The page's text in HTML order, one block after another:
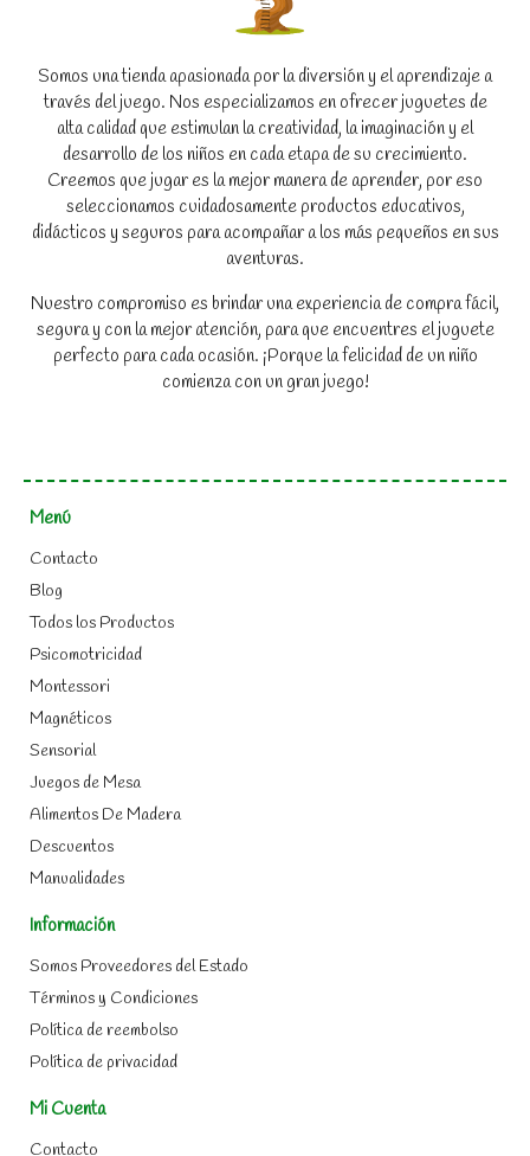
Somos una tienda apasionada por la diversión y el aprendizaje a
través del juego. Nos especializamos en ofrecer juguetes de
alta calidad que estimulan la creatividad, la imaginación y el
desarrollo de los niños en cada etapa de su crecimiento.
Creemos que jugar es la mejor manera de aprender, por eso
seleccionamos cuidadosamente productos educativos,
didácticos y seguros para acompañar a los más pequeños en sus
aventuras.
Nuestro compromiso es brindar una experiencia de compra fácil,
segura y con la mejor atención, para que encuentres el juguete
perfecto para cada ocasión. ¡Porque la felicidad de un niño
comienza con un gran juego!
Menú
Contacto
Blog
Todos los Productos
Psicomotricidad
Montessori
Magnéticos
Sensorial
Juegos de Mesa
Alimentos De Madera
Descuentos
Manualidades
Información
Somos Proveedores del Estado
Términos y Condiciones
Política de reembolso
Política de privacidad
Mi Cuenta
Contacto